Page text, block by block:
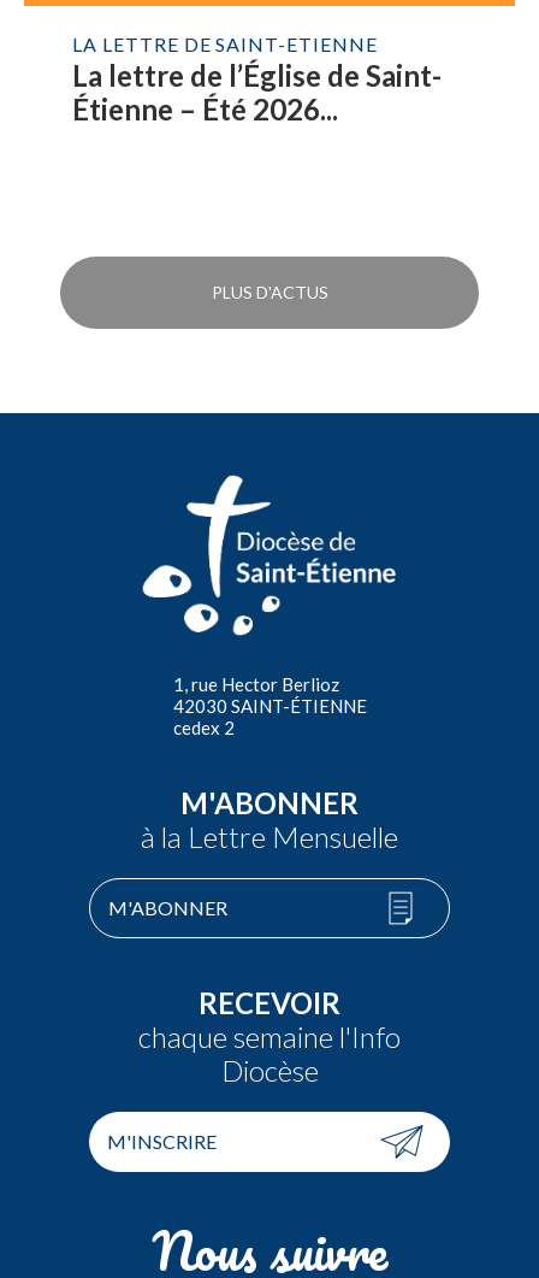
LA LETTRE DE SAINT-ETIENNE
La lettre de l’Église de Saint-
Étienne – Été 2026...
PLUS D'ACTUS
1, rue Hector Berlioz
42030 SAINT-ÉTIENNE
cedex 2
M'ABONNER
à la Lettre Mensuelle
M'ABONNER
RECEVOIR
chaque semaine l'Info
Diocèse
M'INSCRIRE
Nous suivre